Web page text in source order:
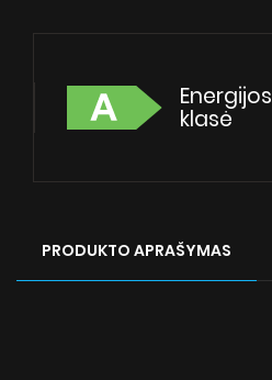
Energijos
klasė
PRODUKTO APRAŠYMAS